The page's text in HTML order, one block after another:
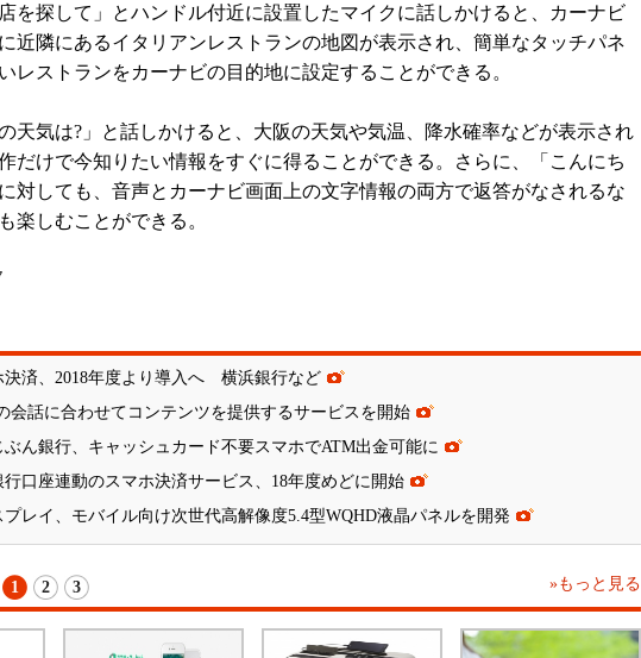
を探して」とハンドル付近に設置したマイクに話しかけると、カーナビ
近隣にあるイタリアンレストランの地図が表示され、簡単なタッチパネ
レストランをカーナビの目的地に設定することができる。
天気は?」と話しかけると、大阪の天気や気温、降水確率などが表示され
だけで今知りたい情報をすぐに得ることができる。さらに、「こんにち
対しても、音声とカーナビ画面上の文字情報の両方で返答がなされるな
楽しむことができる。
決済、2018年度より導入へ 横浜銀行など
会話に合わせてコンテンツを提供するサービスを開始
ん銀行、キャッシュカード不要スマホでATM出金可能に
口座連動のスマホ決済サービス、18年度めどに開始
レイ、モバイル向け次世代高解像度5.4型WQHD液晶パネルを開発
»もっと見る
1 2 3